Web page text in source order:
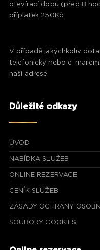
otevírací dobu (před 8
příplatek 250Kč.
V případě jakýchkoliv
telefonicky nebo e-
naší adrese.
Důležité odkazy
ÚVOD
NABÍDKA SLUŽEB
ONLINE REZERVACE
CENÍK SLUŽEB
ZÁSADY OCHRANY
SOUBORY COOKIES